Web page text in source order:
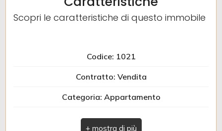
Scopri le caratteristiche di questo immobile
Codice: 1021
Contratto: Vendita
Categoria: Appartamento
Indirizzo: Via Manfro e Merlini
Posto auto/Box